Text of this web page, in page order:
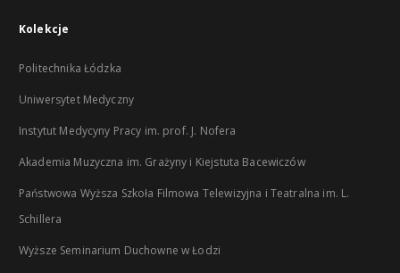
Kolekcje
Politechnika Łódzka
Uniwersytet Medyczny
Instytut Medycyny Pracy im. prof. J. Nofera
Akademia Muzyczna im. Grażyny i Kiejstuta Bacewiczów
Państwowa Wyższa Szkoła Filmowa Telewizyjna i Teatralna im. L.
Schillera
Wyższe Seminarium Duchowne w Łodzi